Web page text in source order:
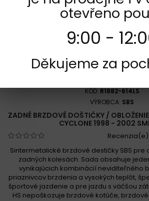
KÓD: R1882-614LS
VÝROBCA: SBS
ZADNÉ BRZDOVÉ DOŠTIČKY /
CYCLONE 1998 - 2002
Recenzia(e):
Sintermetalické brzdové destičky SBS pre
zadných kolesách. Sada obsahuje
vynikajúcich kombinácií neviditeľného
priaznivcov brzdenia a vysokých teplôt,
športové jazdenie a pre jazdu s väčšou
HS nepoškozuje brzdové kotúče,
otevřeno
9:00 -
Děkujeme za